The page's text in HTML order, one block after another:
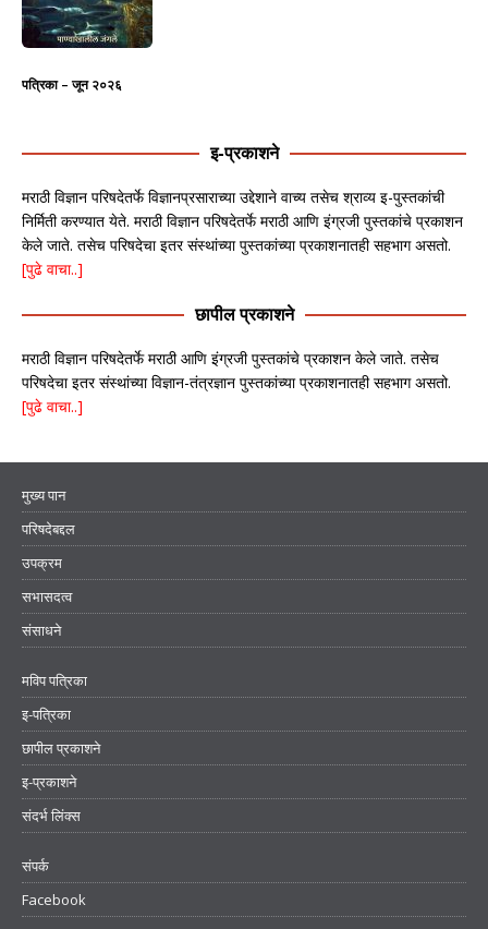
पत्रिका – जून २०२६
इ-प्रकाशने
मराठी विज्ञान परिषदेतर्फे विज्ञानप्रसाराच्या उद्देशाने वाच्य तसेच श्राव्य इ-पुस्तकांची
निर्मिती करण्यात येते. मराठी विज्ञान परिषदेतर्फे मराठी आणि इंग्रजी पुस्तकांचे प्रकाशन
केले जाते. तसेच परिषदेचा इतर संस्थांच्या पुस्तकांच्या प्रकाशनातही सहभाग असतो.
[पुढे वाचा..]
छापील प्रकाशने
मराठी विज्ञान परिषदेतर्फे मराठी आणि इंग्रजी पुस्तकांचे प्रकाशन केले जाते. तसेच
परिषदेचा इतर संस्थांच्या विज्ञान-तंत्रज्ञान पुस्तकांच्या प्रकाशनातही सहभाग असतो.
[पुढे वाचा..]
मुख्य पान
परिषदेबद्दल
उपक्रम
सभासदत्व
संसाधने
मविप पत्रिका
इ-पत्रिका
छापील प्रकाशने
इ-प्रकाशने
संदर्भ लिंक्स
संपर्क
Facebook